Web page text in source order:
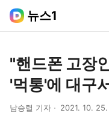
뉴스1
"핸드폰 고장
'먹통'에 대구
남승렬 기자 2021. 10.